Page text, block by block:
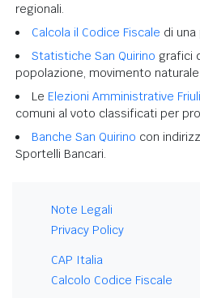
regionali.
Calcola il Codice Fiscale di una
Statistiche San Quirino grafici
popolazione, movimento
Le Elezioni Amministrative
comuni al voto classificati per
Banche San Quirino con
Sportelli Bancari.
Note Legali
Privacy Policy
CAP Italia
Calcolo Codice Fiscale